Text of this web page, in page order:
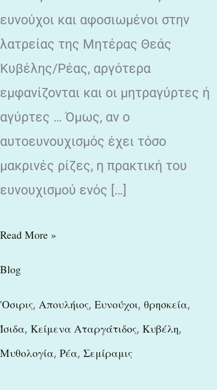
ευνούχοι και αφοσιωμένοι στην
λατρείας της Μητέρας Θεάς
Κυβέλης/Ρέας, αργότερα
εμφανίζονται και οι μητραγύρτες ή
αγύρτες … Όμως, αν ο
αυτοευνουχισμός έχει τόσο
μακρινές ρίζες, η πρακτική του
ευνουχισμού ενός […]
Read More »
Blog
'Οσιρις, Απουλήιος, Ευνούχοι, θρησκεία,
Ίσιδα, Κείμενα Αταργάτιδος, Κυβέλη,
Μυθολογία, Ρέα, Σεμίραμις